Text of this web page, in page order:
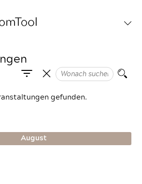
gefunden.
August